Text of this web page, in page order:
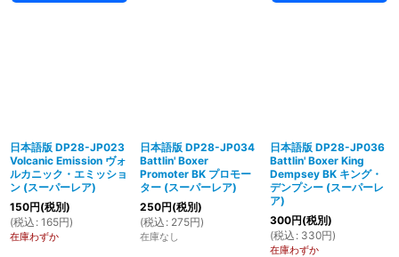
日本語版 DP28-JP023
Volcanic Emission ヴォ
ルカニック・エミッショ
ン (スーパーレア)
150円(税別)
(税込 : 165円)
在庫わずか
日本語版 DP28-JP034
Battlin' Boxer
Promoter BK プロモー
ター (スーパーレア)
250円(税別)
(税込 : 275円)
在庫なし
日本語版 DP28-JP036
Battlin' Boxer King
Dempsey BK キング・
デンプシー (スーパーレ
ア)
300円(税別)
(税込 : 330円)
在庫わずか